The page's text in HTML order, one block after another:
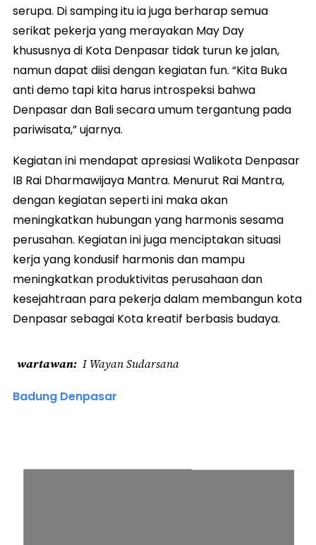
serupa. Di samping itu ia juga berharap semua
serikat pekerja yang merayakan May Day
khususnya di Kota Denpasar tidak turun ke jalan,
namun dapat diisi dengan kegiatan fun. “Kita Buka
anti demo tapi kita harus introspeksi bahwa
Denpasar dan Bali secara umum tergantung pada
pariwisata,” ujarnya.
Kegiatan ini mendapat apresiasi Walikota Denpasar
IB Rai Dharmawijaya Mantra. Menurut Rai Mantra,
dengan kegiatan seperti ini maka akan
meningkatkan hubungan yang harmonis sesama
perusahan. Kegiatan ini juga menciptakan situasi
kerja yang kondusif harmonis dan mampu
meningkatkan produktivitas perusahaan dan
kesejahtraan para pekerja dalam membangun kota
Denpasar sebagai Kota kreatif berbasis budaya.
wartawan I Wayan Sudarsana
Badung Denpasar